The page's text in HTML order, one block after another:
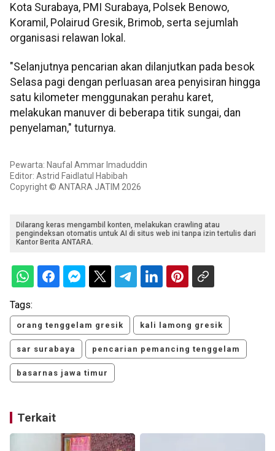
Kota Surabaya, PMI Surabaya, Polsek Benowo,
Koramil, Polairud Gresik, Brimob, serta sejumlah
organisasi relawan lokal.
"Selanjutnya pencarian akan dilanjutkan pada besok
Selasa pagi dengan perluasan area penyisiran hingga
satu kilometer menggunakan perahu karet,
melakukan manuver di beberapa titik sungai, dan
penyelaman," tuturnya.
Pewarta: Naufal Ammar Imaduddin
Editor: Astrid Faidlatul Habibah
Copyright © ANTARA JATIM 2026
Dilarang keras mengambil konten, melakukan crawling atau
pengindeksan otomatis untuk AI di situs web ini tanpa izin tertulis dari
Kantor Berita ANTARA.
Tags:
orang tenggelam gresik kali lamong gresik
sar surabaya pencarian pemancing tenggelam
basarnas jawa timur
Terkait